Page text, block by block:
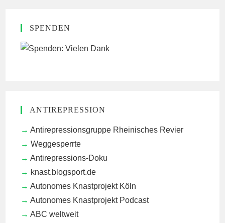
SPENDEN
ANTIREPRESSION
Antirepressionsgruppe Rheinisches Revier
Weggesperrte
Antirepressions-Doku
knast.blogsport.de
Autonomes Knastprojekt Köln
Autonomes Knastprojekt Podcast
ABC weltweit